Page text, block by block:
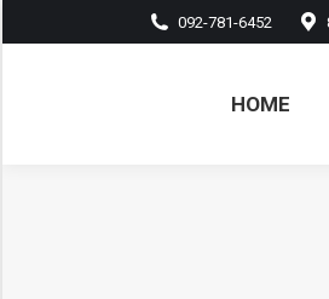
092-781-6452
HOME
HOME About